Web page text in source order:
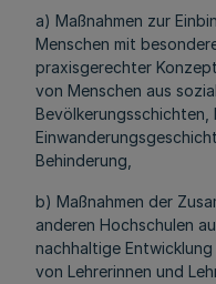
a) Maßnahmen zur
Menschen mit
praxisgerechter
von Menschen aus
Bevölkerungsschichten,
Behinderung,
b) Maßnahmen der
anderen Hochschulen
nachhaltige
von Lehrerinnen und